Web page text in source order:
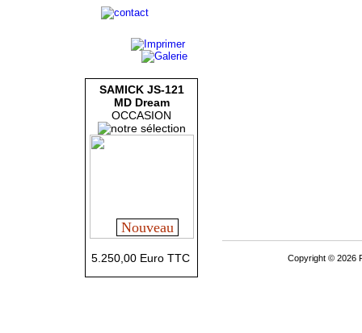
SAMICK JS-121
MD Dream
OCCASION
Nouveau
5.250,00 Euro TTC Copyright © 2026